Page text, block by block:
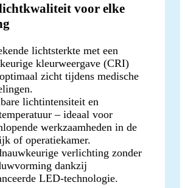
voor elke
lichtsterkte met een
kleurweergave (CRI)
zicht tijdens medische
lichtintensiteit en
– ideaal voor
werkzaamheden in de
of operatiekamer.
verlichting zonder
dankzij
LED-technologie.